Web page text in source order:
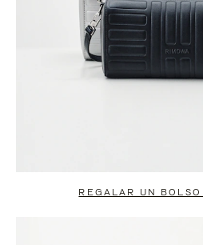
REGALAR UN